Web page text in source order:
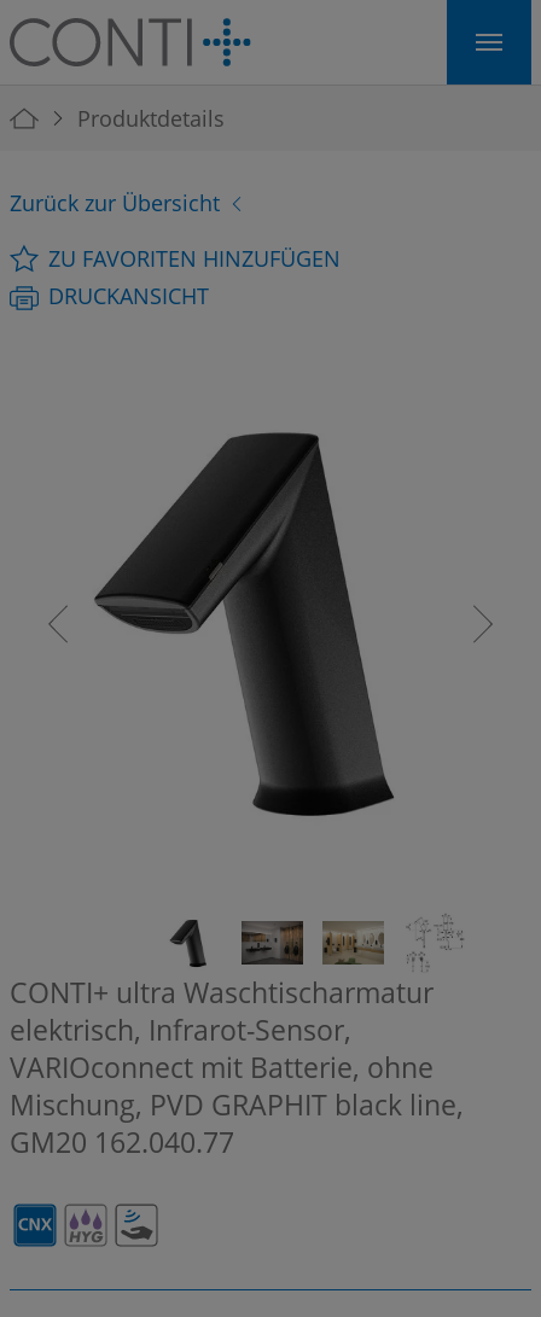
Skip to main navigation
Skip to main content
Skip to page footer
You are here:
Produktdetails
Zurück zur Übersicht
ZU FAVORITEN HINZUFÜGEN
DRUCKANSICHT
CONTI+ ultra Waschtischarmatur
elektrisch, Infrarot-Sensor,
VARIOconnect mit Batterie, ohne
Mischung, PVD GRAPHIT black line,
GM20 162.040.77